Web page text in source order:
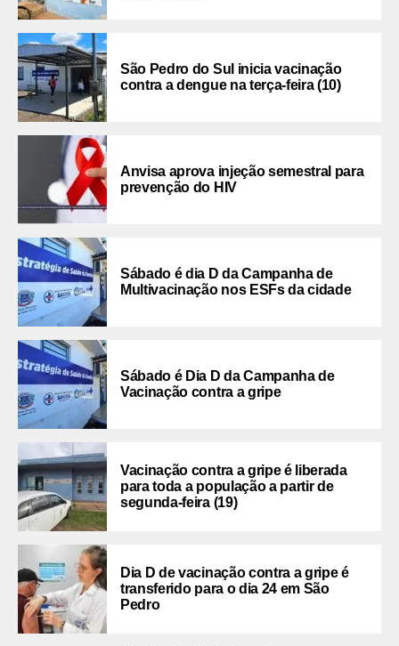
São Pedro do Sul inicia vacinação
contra a dengue na terça-feira (10)
Anvisa aprova injeção semestral para
prevenção do HIV
Sábado é dia D da Campanha de
Multivacinação nos ESFs da cidade
Sábado é Dia D da Campanha de
Vacinação contra a gripe
Vacinação contra a gripe é liberada
para toda a população a partir de
segunda-feira (19)
Dia D de vacinação contra a gripe é
transferido para o dia 24 em São
Pedro